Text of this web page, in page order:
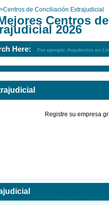
>Centros de Conciliación Extrajudicial
Centros
2026
Here: Por ejemplo: Arquitectos en
Registre su empresa